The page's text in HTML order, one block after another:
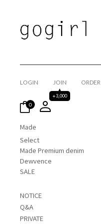
LOGIN
JOIN
+3,000
ORDER
0
Made
Select
Made Premium denim
Dewvence
SALE
NOTICE
Q&A
PRIVATE